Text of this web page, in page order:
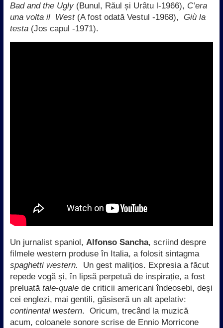
Bad and the Ugly(Bunul, Răul și Urâtu l-1966), C’era
una volta il West(A fost odată Vestul -1968), Giù la
testa(Jos capul -1971).
Un jurnalist spaniol, Alfonso Sancha, scriind despre
filmele western produse în Italia, a folosit sintagma
spaghetti western. Un gest malițios. Expresia a făcut
repede vogă și, în lipsă perpetuă de inspirație, a fost
preluată tale-qualede criticii americani îndeosebi, deși
cei englezi, mai gentili, găsiseră un alt apelativ:
continental western. Oricum, trecând la muzică
acum, coloanele sonore scrise de Ennio Morricone